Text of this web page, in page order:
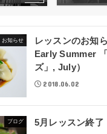
お知らせ
レッスンのお知
Early Summer
ズ」, July）
2018.06.02
ブログ 5月レッスン終了